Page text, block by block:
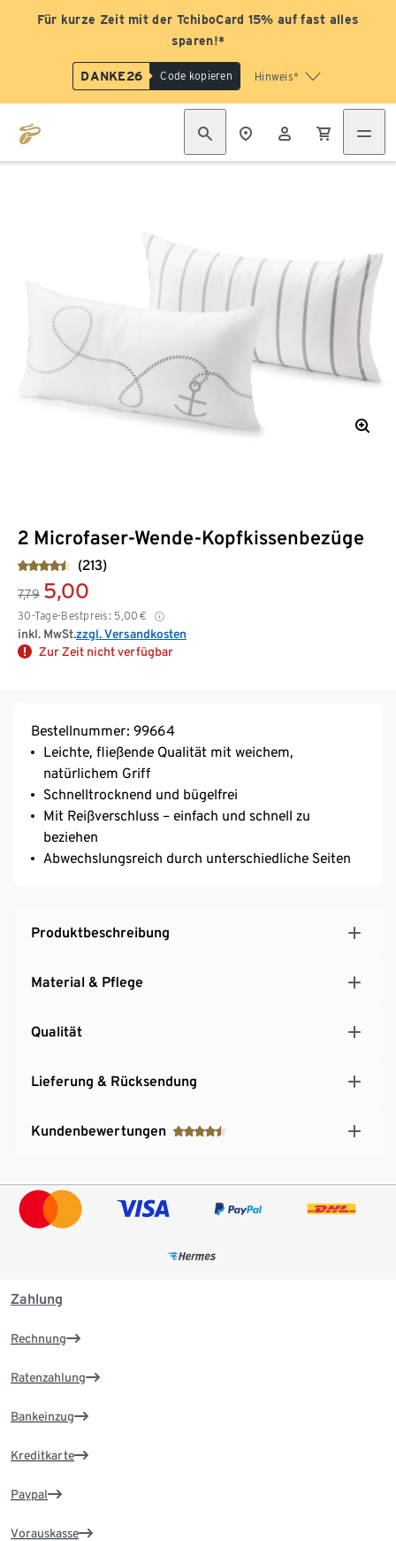
Für kurze Zeit mit der TchiboCard 15% auf fast alles
sparen!*
DANKE26 Code kopieren Hinweis*
2 Microfaser-Wende-Kopfkissenbezüge
(213)
7,79 5,00
30-Tage-Bestpreis: 5,00 €
inkl. MwSt.zzgl. Versandkosten
Zur Zeit nicht verfügbar
Bestellnummer: 99664
Leichte, fließende Qualität mit weichem,
natürlichem Griff
Schnelltrocknend und bügelfrei
Mit Reißverschluss – einfach und schnell zu
beziehen
Abwechslungsreich durch unterschiedliche Seiten
Produktbeschreibung
Material & Pflege
Qualität
Lieferung & Rücksendung
Kundenbewertungen
Zahlung
Rechnung
Ratenzahlung
Bankeinzug
Kreditkarte
Paypal
Vorauskasse